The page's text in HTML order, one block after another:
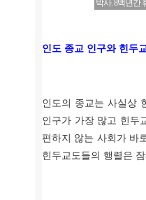
박사. 8백년간
인도 종교 인구와 힌두
인도의 종교는 사실상
인구가 가장 많고 힌두
편하지 않는 사회가 바
힌두교도들의 행렬은